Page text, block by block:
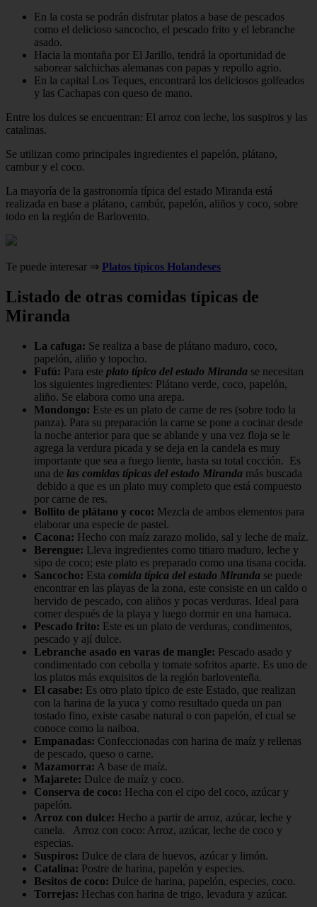
En la costa se podrán disfrutar platos a base de pescados
como el delicioso sancocho, el pescado frito y el lebranche
asado.
Hacia la montaña por El Jarillo, tendrá la oportunidad de
saborear salchichas alemanas con papas y repollo agrio.
En la capital Los Teques, encontrará los deliciosos golfeados
y las Cachapas con queso de mano.
Entre los dulces se encuentran: El arroz con leche, los suspiros y las
catalinas.
Se utilizan como principales ingredientes el papelón, plátano,
cambur y el coco.
La mayoría de la gastronomía típica del estado Miranda está
realizada en base a plátano, cambúr, papelón, aliños y coco, sobre
todo en la región de Barlovento.
Te puede interesar ⇒ Platos típicos Holandeses
Listado de otras comidas típicas de
Miranda
La cafuga: Se realiza a base de plátano maduro, coco,
papelón, aliño y topocho.
Fufú: Para este plato típico del estado Miranda se necesitan
los siguientes ingredientes: Plátano verde, coco, papelón,
aliño. Se elabora como una arepa.
Mondongo: Este es un plato de carne de res (sobre todo la
panza). Para su preparación la carne se pone a cocinar desde
la noche anterior para que se ablande y una vez floja se le
agrega la verdura picada y se deja en la candela es muy
importante que sea a fuego liente, hasta su total cocción. Es
una de las comidas típicas del estado Miranda más buscada
debido a que es un plato muy completo que está compuesto
por carne de res.
Bollito de plátano y coco: Mezcla de ambos elementos para
elaborar una especie de pastel.
Cacona: Hecho con maíz zarazo molido, sal y leche de maíz.
Berengue: Lleva ingredientes como titiaro maduro, leche y
sipo de coco; este plato es preparado como una tisana cocida.
Sancocho: Esta comida típica del estado Miranda se puede
encontrar en las playas de la zona, este consiste en un caldo o
hervido de pescado, con aliños y pocas verduras. Ideal para
comer después de la playa y luego dormir en una hamaca.
Pescado frito: Este es un plato de verduras, condimentos,
pescado y ají dulce.
Lebranche asado en varas de mangle: Pescado asado y
condimentado con cebolla y tomate sofritos aparte. Es uno de
los platos más exquisitos de la región barloventeña.
El casabe: Es otro plato típico de este Estado, que realizan
con la harina de la yuca y como resultado queda un pan
tostado fino, existe casabe natural o con papelón, el cual se
conoce como la naiboa.
Empanadas: Confeccionadas con harina de maíz y rellenas
de pescado, queso o carne.
Mazamorra: A base de maíz.
Majarete: Dulce de maíz y coco.
Conserva de coco: Hecha con el cipo del coco, azúcar y
papelón.
Arroz con dulce: Hecho a partir de arroz, azúcar, leche y
canela. Arroz con coco: Arroz, azúcar, leche de coco y
especias.
Suspiros: Dulce de clara de huevos, azúcar y limón.
Catalina: Postre de harina, papelón y especies.
Besitos de coco: Dulce de harina, papelón, especies, coco.
Torrejas: Hechas con harina de trigo, levadura y azúcar.